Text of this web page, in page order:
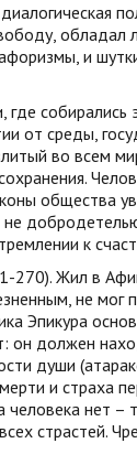
обладал
и
где
от среды,
во всем
общества
к
270). Жил в
не
Эпикура
он должен
души
и страха
человека нет
страстей.